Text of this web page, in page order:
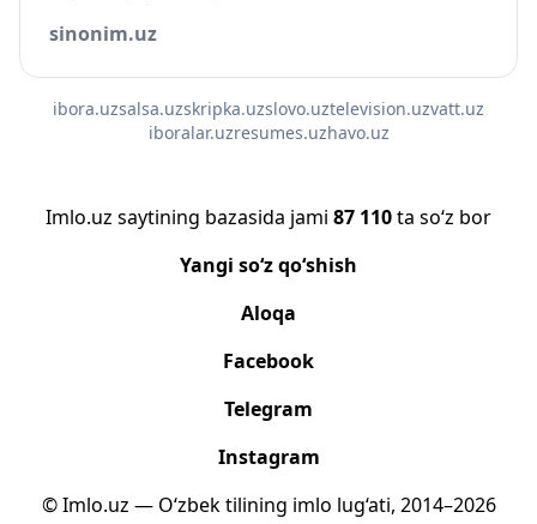
sinonim.uz
ibora.uzsalsa.uzskripka.uzslovo.uztelevision.uzvatt.uz
iboralar.uzresumes.uzhavo.uz
Imlo.uz saytining bazasida jami 87 110ta so‘z bor
Yangi so‘z qo‘shish
Aloqa
Facebook
Telegram
Instagram
© Imlo.uz — O‘zbek tilining imlo lug‘ati, 2014–2026